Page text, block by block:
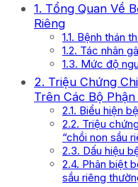
1. Tổng Quan Về
Riêng
1.1. Bệnh thán
1.2. Tác nhân
1.3. Mức độ
2. Triệu Chứng
Trên Các Bộ
2.1. Biểu hiện
2.2. Triệu
“chồi non sầu
2.3. Dấu hiệu
2.4. Phân biệt
sầu riêng